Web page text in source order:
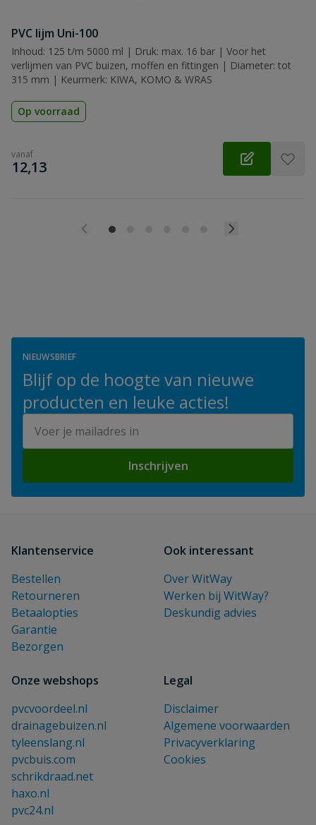
PVC lijm Uni-100
Inhoud: 125 t/m 5000 ml | Druk: max. 16 bar | Voor het
verlijmen van PVC buizen, moffen en fittingen | Diameter: tot
315 mm | Keurmerk: KIWA, KOMO & WRAS
Op voorraad
vanaf
€
12,13
NIEUWSBRIEF
Blijf op de hoogte van nieuwe
producten en leuke acties!
Inschrijven
Klantenservice
Bestellen
Retourneren
Betaalopties
Garantie
Bezorgen
Ook interessant
Over WitWay
Werken bij WitWay?
Deskundig advies
Onze webshops
pvcvoordeel.nl
drainagebuizen.nl
tyleenslang.nl
pvcbuis.com
schrikdraad.net
haxo.nl
pvc24.nl
Legal
Disclaimer
Algemene voorwaarden
Privacyverklaring
Cookies